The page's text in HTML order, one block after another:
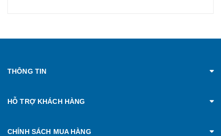
THÔNG TIN
HỖ TRỢ KHÁCH HÀNG
CHÍNH SÁCH MUA HÀNG